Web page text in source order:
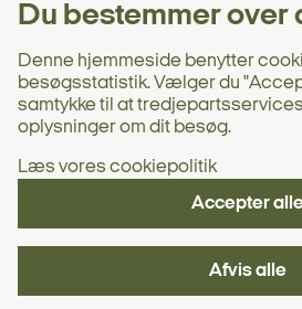
Persondata
Digital post
Nyttige links
Webtilgængelighedserklæring
Du bestemmer over
Denne hjemmeside benytter
besøgsstatistik. Vælger du
samtykke til at
oplysninger om dit besøg.
Læs vores cookiepolitik
Accepter
Afvis alle